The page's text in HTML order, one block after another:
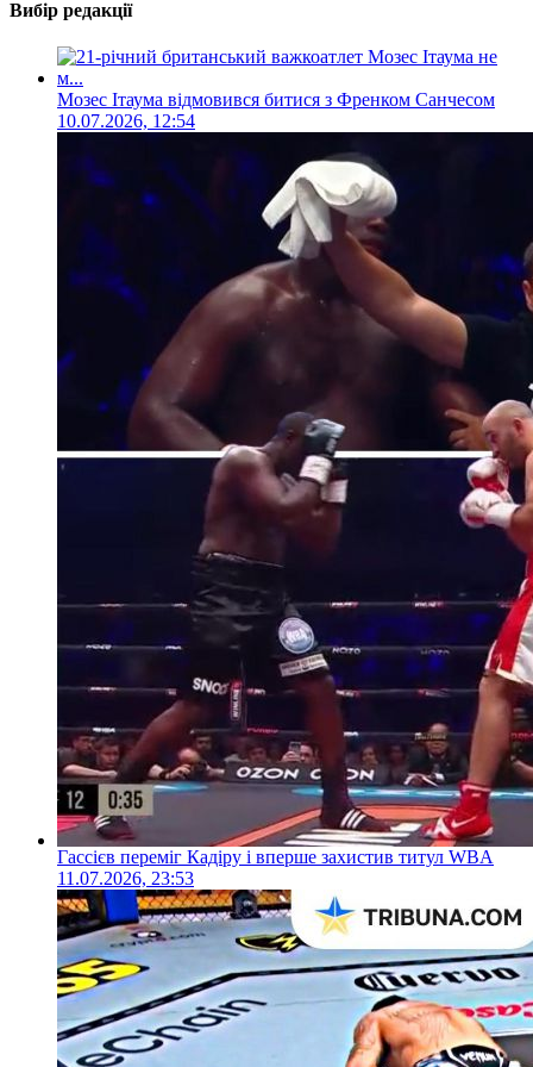
Вибір редакції
Мозес Ітаума відмовився битися з Френком Санчесом
10.07.2026, 12:54
Гассієв переміг Кадіру і вперше захистив титул WBA
11.07.2026, 23:53